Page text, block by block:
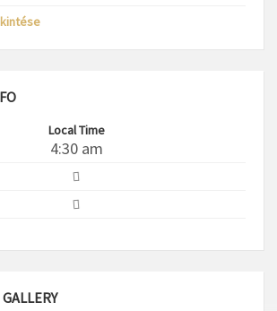
Local Time
4:30 am